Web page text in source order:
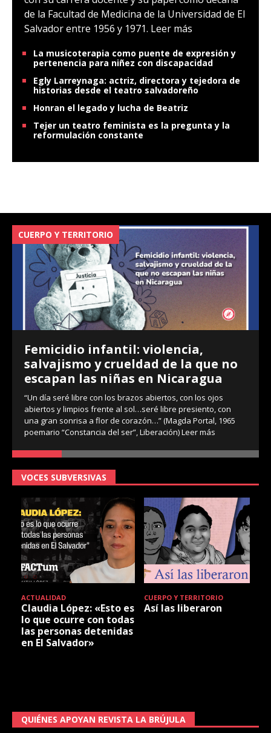
de la Facultad de Medicina de la Universidad de El
Salvador entre 1956 y 1971. Leer más
La musicoterapia como puente de expresión y
pertenencia para niñez con discapacidad
Egly Larreynaga: actriz, directora y tejedora de
historias desde el teatro salvadoreño
Honran el legado y lucha de Beatriz
Tejer un teatro feminista es la pregunta y la
reformulación constante
CUERPO Y TERRITORIO
Femicidio infantil: violencia,
salvajismo y crueldad de la que no
escapan las niñas en Nicaragua
“Un día seré libre con los brazos abiertos, con los ojos
abiertos y limpios frente al sol…seré libre presiento, con
una gran sonrisa a flor de corazón…” (Magda Portal, 1965
poemario “Constancia del ser”, Liberación)Leer más
VOCES SUBVERSIVAS
ACTUALIDAD
Claudia López: «Esto es
lo que ocurre con todas
las personas detenidas
en El Salvador»
CUERPO Y TERRITORIO
Así las liberaron
QUIÉNES APOYAN REVISTA LA BRÚJULA